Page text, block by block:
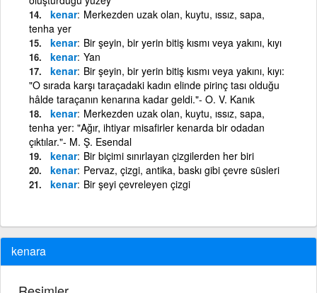
kenar Merkezden uzak olan, kuytu, ıssız, sapa,
tenha yer
kenar Bir şeyin, bir yerin bitiş kısmı veya yakını, kıyı
kenar Yan
kenar Bir şeyin, bir yerin bitiş kısmı veya yakını, kıyı:
"O sırada karşı taraçadaki kadın elinde pirinç tası olduğu
hâlde taraçanın kenarına kadar geldi."- O. V. Kanık
kenar Merkezden uzak olan, kuytu, ıssız, sapa,
tenha yer: "Ağır, ihtiyar misafirler kenarda bir odadan
çıktılar."- M. Ş. Esendal
kenar Bir biçimi sınırlayan çizgilerden her biri
kenar Pervaz, çizgi, antika, baskı gibi çevre süsleri
kenar Bir şeyi çevreleyen çizgi
kenara